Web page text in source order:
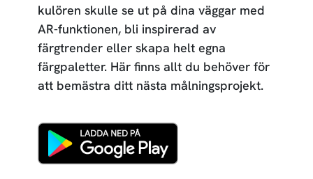
kulören skulle se ut på dina väggar med
AR-funktionen, bli inspirerad av
färgtrender eller skapa helt egna
färgpaletter. Här finns allt du behöver för
att bemästra ditt nästa målningsprojekt.